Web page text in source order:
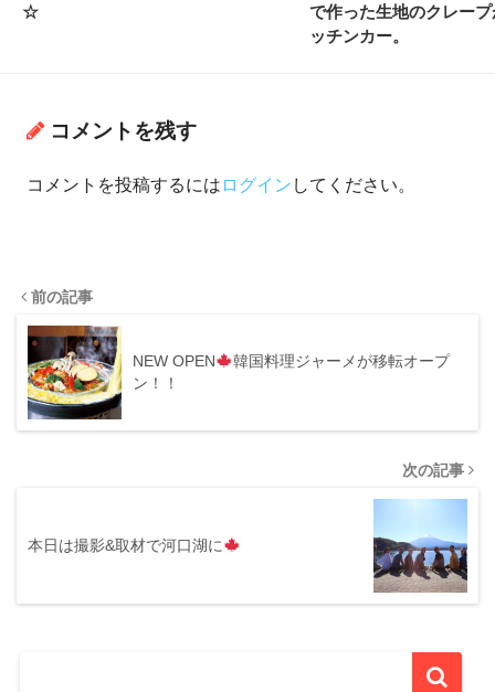
☆
で作った生地のクレー
ッチンカー。
コメントを残す
コメントを投稿するには ログイン してください。
前の記事
NEW OPEN
韓国料理ジャーメが移転オープ
ン！！
次の記事
本日は撮影&取材で河口湖に